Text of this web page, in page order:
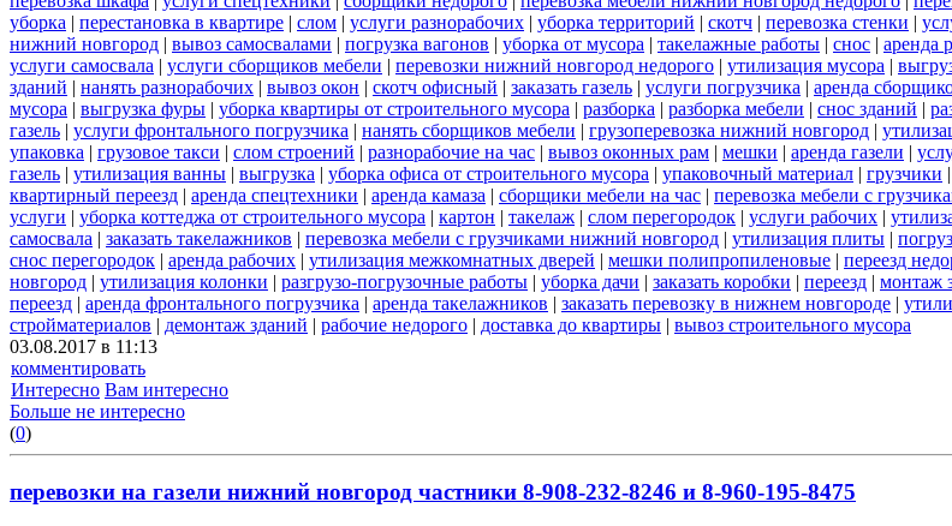
уборка | перестановка в квартире | слом | услуги разнорабочих | уборка территорий | скотч | перевозка стенки |
нижний новгород | вывоз самосвалами | погрузка вагонов | уборка от мусора | такелажные работы | снос | аренда
услуги самосвала | услуги сборщиков мебели | перевозки нижний новгород недорого | утилизация мусора |
зданий | нанять разнорабочих | вывоз окон | скотч офисный | заказать газель | услуги погрузчика | аренда
мусора | выгрузка фуры | уборка квартиры от строительного мусора | разборка | разборка мебели | снос зданий |
газель | услуги фронтального погрузчика | нанять сборщиков мебели | грузоперевозка нижний новгород |
упаковка | грузовое такси | слом строений | разнорабочие на час | вывоз оконных рам | мешки | аренда газели |
газель | утилизация ванны | выгрузка | уборка офиса от строительного мусора | упаковочный материал | грузчики |
квартирный переезд | аренда спецтехники | аренда камаза | сборщики мебели на час | перевозка мебели с
услуги | уборка коттеджа от строительного мусора | картон | такелаж | слом перегородок | услуги рабочих |
самосвала | заказать такелажников | перевозка мебели с грузчиками нижний новгород | утилизация плиты |
снос перегородок | аренда рабочих | утилизация межкомнатных дверей | мешки полипропиленовые | переезд
новгород | утилизация колонки | разгрузо-погрузочные работы | уборка дачи | заказать коробки | переезд | монтаж
переезд | аренда фронтального погрузчика | аренда такелажников | заказать перевозку в нижнем новгороде |
стройматериалов | демонтаж зданий | рабочие недорого | доставка до квартиры | вывоз строительного мусора
03.08.2017 в 11:13
комментировать
Интересно Вам интересно
Больше не интересно
(0)
перевозки на газели нижний новгород частники 8-908-232-8246 и 8-960-195-8475